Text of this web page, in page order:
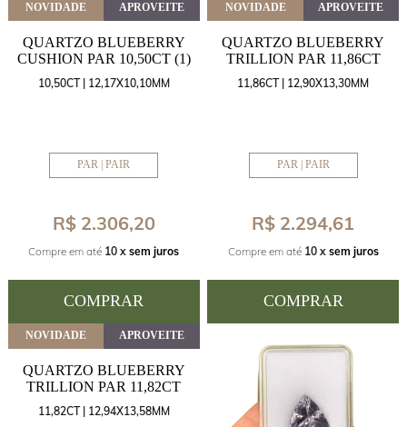
NOVIDADE APROVEITE
QUARTZO BLUEBERRY
CUSHION PAR 10,50CT (1)
10,50CT | 12,17X10,10MM
PAR | PAIR
R$ 2.306,20
Compre em até 10 x sem juros
COMPRAR
NOVIDADE APROVEITE
QUARTZO BLUEBERRY
TRILLION PAR 11,86CT
11,86CT | 12,90X13,30MM
PAR | PAIR
R$ 2.294,61
Compre em até 10 x sem juros
COMPRAR
NOVIDADE APROVEITE
QUARTZO BLUEBERRY
TRILLION PAR 11,82CT
11,82CT | 12,94X13,58MM